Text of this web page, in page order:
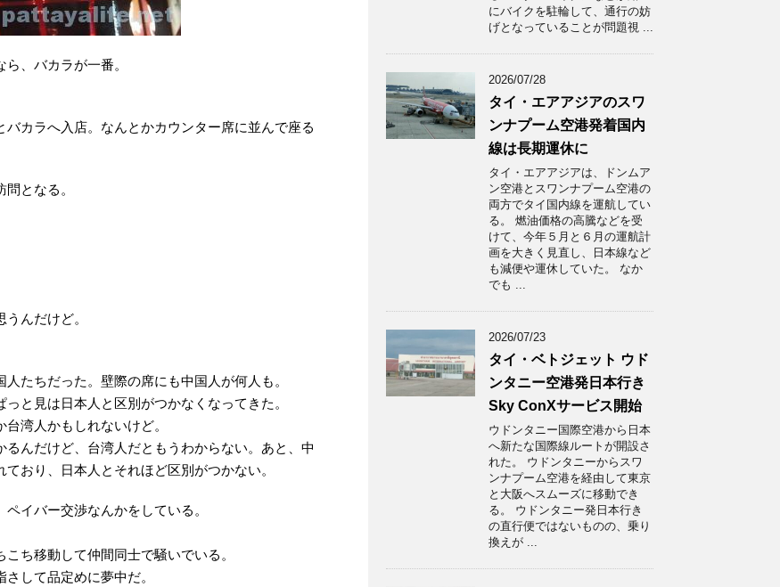
、バカラが一番。
カラへ入店。なんとかカウンター席に並んで座る
となる。
んだけど。
たちだった。壁際の席にも中国人が何人も。
と見は日本人と区別がつかなくなってきた。
湾人かもしれないけど。
んだけど、台湾人だともうわからない。あと、中
おり、日本人とそれほど区別がつかない。
イバー交渉なんかをしている。
ち移動して仲間同士で騒いでいる。
して品定めに夢中だ。
にバイクを駐輪して、通行の妨
げとなっていることが問題視 ...
2026/07/28
タイ・エアアジアのスワ
ンナプーム空港発着国内
線は長期運休に
タイ・エアアジアは、ドンムア
ン空港とスワンナプーム空港の
両方でタイ国内線を運航してい
る。 燃油価格の高騰などを受
けて、今年５月と６月の運航計
画を大きく見直し、日本線など
も減便や運休していた。 なか
でも ...
2026/07/23
タイ・ベトジェット ウド
ンタニー空港発日本行き
Sky ConXサービス開始
ウドンタニー国際空港から日本
へ新たな国際線ルートが開設さ
れた。 ウドンタニーからスワ
ンナプーム空港を経由して東京
と大阪へスムーズに移動でき
る。 ウドンタニー発日本行き
の直行便ではないものの、乗り
換えが ...